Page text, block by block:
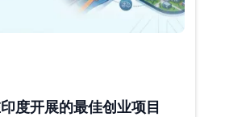
度开展的最佳创业项目